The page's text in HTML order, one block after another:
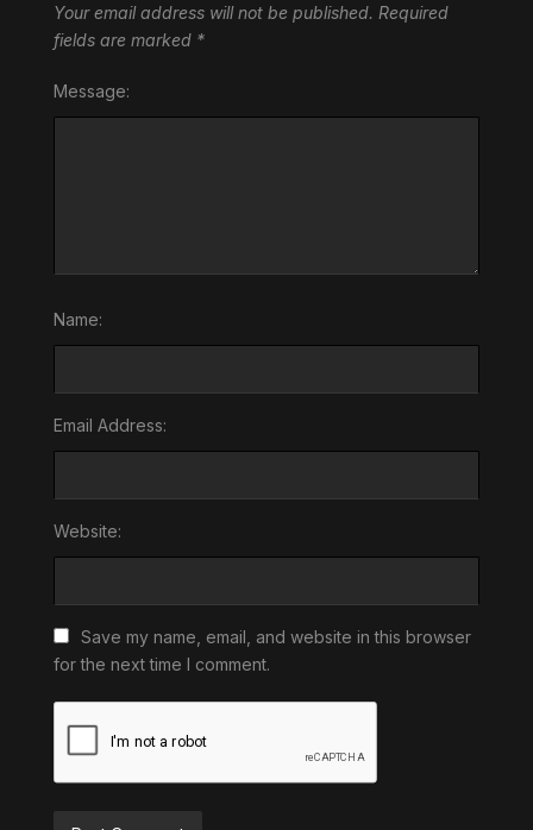
Your email address will not be published. Required
fields are marked *
Message:
Name:
Email Address:
Website:
Save my name, email, and website in this browser
for the next time I comment.